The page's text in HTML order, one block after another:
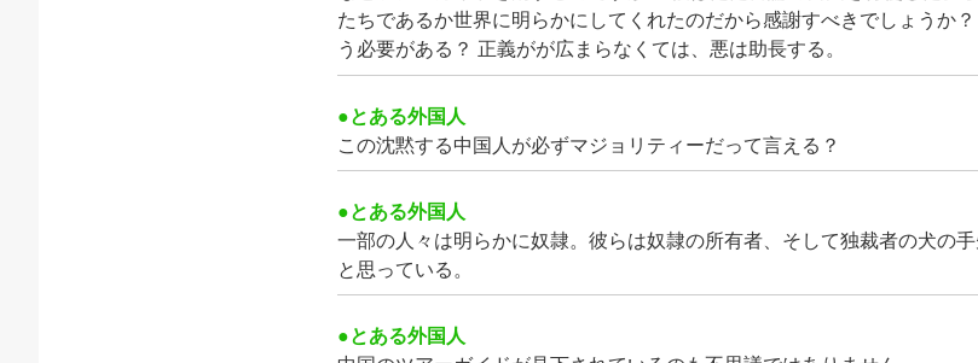
たちであるか世界に明らかにしてくれたのだから感謝すべきでしょうか
う必要がある？ 正義がが広まらなくては、悪は助長する。
●とある外国人
この沈黙する中国人が必ずマジョリティーだって言える？
●とある外国人
一部の人々は明らかに奴隷。彼らは奴隷の所有者、そして独裁者の犬の
と思っている。
●とある外国人